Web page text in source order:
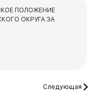
ПОЛОЖЕНИЕ
ОКРУГА ЗА
Следующая